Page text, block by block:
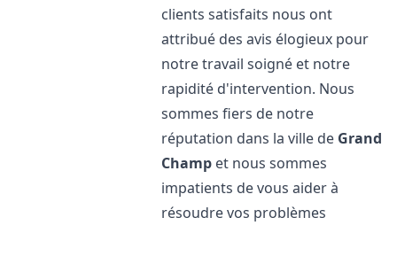
clients satisfaits nous ont
attribué des avis élogieux pour
notre travail soigné et notre
rapidité d'intervention. Nous
sommes fiers de notre
réputation dans la ville de Grand
Champ et nous sommes
impatients de vous aider à
résoudre vos problèmes